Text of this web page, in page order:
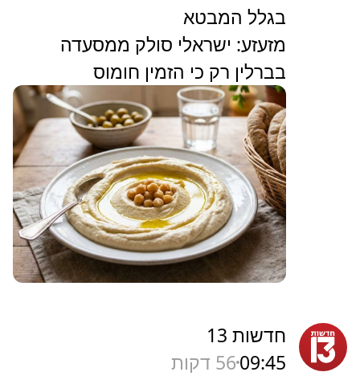
בגלל המבטא
מזעזע: ישראלי סולק ממסעדה
בברלין רק כי הזמין חומוס
חדשות 13
09:4556 דקות